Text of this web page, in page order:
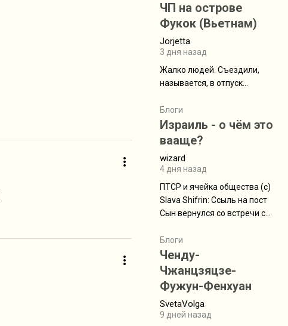
ЧП на острове
Фукок (Вьетнам)
Jorjetta
3 дня назад
Жалко людей. Съездили,
называется, в отпуск...
Блоги
Израиль - о чём это
вааще?
wizard
4 дня назад
ПТСР и ячейка общества (с)
Slava Shifrin: Ссыль на пост
Сын вернулся со встречи с
уже, как демобилизовались,
а продолжают встречаться
почти каждую неделю) и с
порога сообщил: "Эйтан
разводится!" Эйтан -
мальчик из религиозной
семьи, из тех, кого называют
Блоги
Ченду-
Чжанцзяцзе-
Фужун-Фенхуан
SvetaVolga
9 дней назад